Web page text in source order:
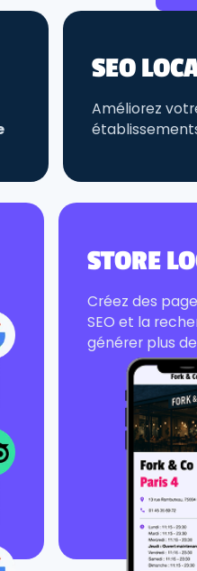
SEO
Améliorez
STORE
Créez des
SEO et la
générer plus